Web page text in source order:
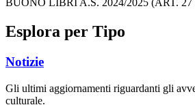
BUONO LIBRI A.S. 2024/2025 (ART. 27
Esplora per Tipo
Notizie
Gli ultimi aggiornamenti riguardanti gli
culturale.